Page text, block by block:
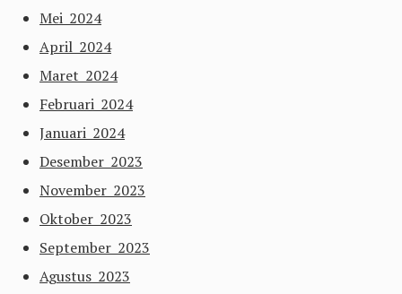
Mei 2024
April 2024
Maret 2024
Februari 2024
Januari 2024
Desember 2023
November 2023
Oktober 2023
September 2023
Agustus 2023